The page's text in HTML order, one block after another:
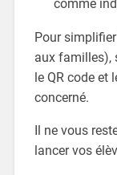
comme
Pour
aux familles),
le QR code et
concerné.
Il ne vous
lancer vos